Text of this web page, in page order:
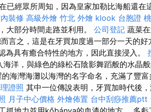
已經眾所周知，因為皇家加勒比海船還在
裝修 高級外燴 竹北 外燴 klook 台胞證
大部分時間走路並利用。 公司登記 蔬菜
言之，這是在牙買加度過一部分一天的好
為具有癒合特性的地方，因此直接浸入。
洋，與綠色的綠松石陰影舞蹈般的水晶
的海灣海灘以海灣的名字命名，充滿了豐富
證照 其中一位傳說表明，牙買加時代後
月子中心價格 外燴佈置 台中刮痧推薦ptt